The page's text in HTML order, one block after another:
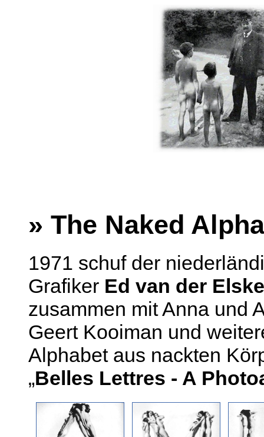
» The Naked
1971 schuf der
Grafiker Ed van der
zusammen mit Anna und
Geert Kooiman und
Alphabet aus nackten
„Belles Lettres - A